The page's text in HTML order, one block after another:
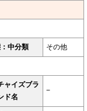
中分類 その他
ャイズブラ
ド名
−